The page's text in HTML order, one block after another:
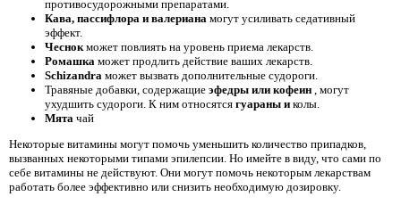
противосудорожными препаратами.
Кава, пассифлора и валериана могут усиливать седативный
эффект.
Чеснокможет повлиять на уровень приема лекарств.
Ромашка может продлить действие ваших лекарств.
Schizandra может вызвать дополнительные судороги.
Травяные добавки, содержащие эфедры или кофеин , могут
ухудшить судороги. К ним относятся гуараны и колы.
Мята чай
Некоторые витамины могут помочь уменьшить количество припадков,
вызванных некоторыми типами эпилепсии. Но имейте в виду, что сами по
себе витамины не действуют. Они могут помочь некоторым лекарствам
работать более эффективно или снизить необходимую дозировку.